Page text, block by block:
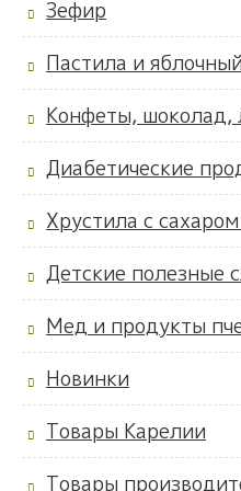
Зефир
Пастила и
Конфеты, шоколад,
Диабетические
Хрустила с
Детские полезные
Мед и продукты
Новинки
Товары Карелии
Товары